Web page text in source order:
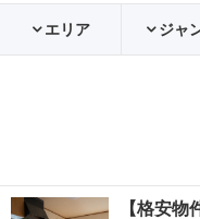
エリア ジャ
【格安物